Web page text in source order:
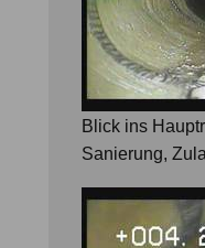
Blick ins
Sanierung,